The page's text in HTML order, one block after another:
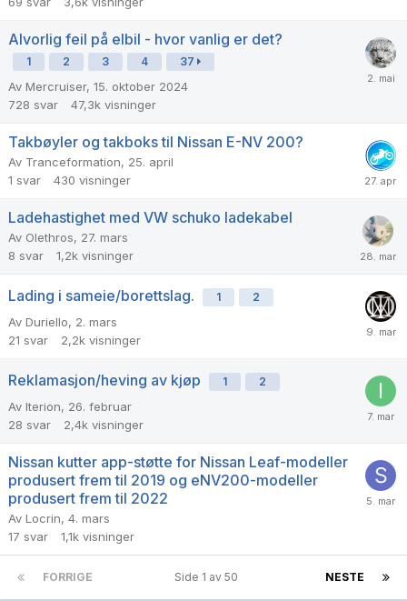
Alvorlig feil på elbil - hvor vanlig er det?
1 2 3 4 37
Av Mercruiser, 15. oktober 2024
728 svar 47,3k visninger
Takbøyler og takboks til Nissan E-NV 200?
Av Tranceformation, 25. april
1 svar 430 visninger
Ladehastighet med VW schuko ladekabel
Av Olethros, 27. mars
8 svar 1,2k visninger
Lading i sameie/borettslag. 1 2
Av Duriello, 2. mars
21 svar 2,2k visninger
Reklamasjon/heving av kjøp 1 2
Av Iterion, 26. februar
28 svar 2,4k visninger
Nissan kutter app-støtte for Nissan Leaf-modeller
produsert frem til 2019 og eNV200-modeller
produsert frem til 2022
Av Locrin, 4. mars
17 svar 1,1k visninger
FORRIGE NESTE
Side 1 av 50